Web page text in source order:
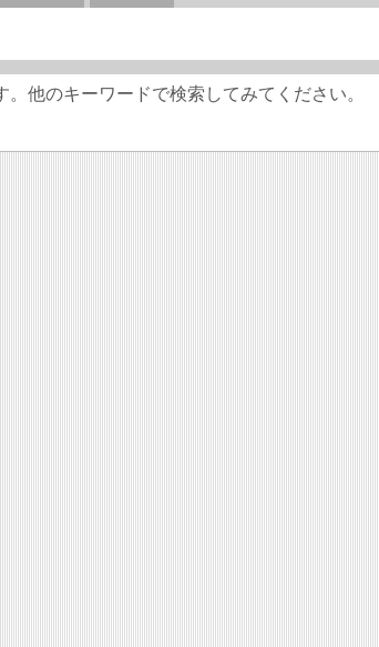
。他のキーワードで検索してみてください。